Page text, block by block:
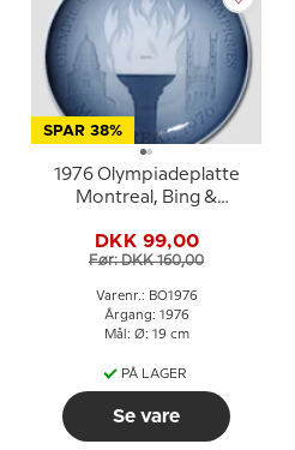
SPAR 38%
1976 Olympiadeplatte
Montreal, Bing &
DKK 99,00
Før: DKK 160,00
Varenr.: BO1976
Årgang: 1976
Mål: Ø: 19 cm
PÅ LAGER
Se vare